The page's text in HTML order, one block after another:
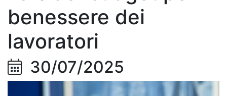
benessere dei
lavoratori
30/07/2025